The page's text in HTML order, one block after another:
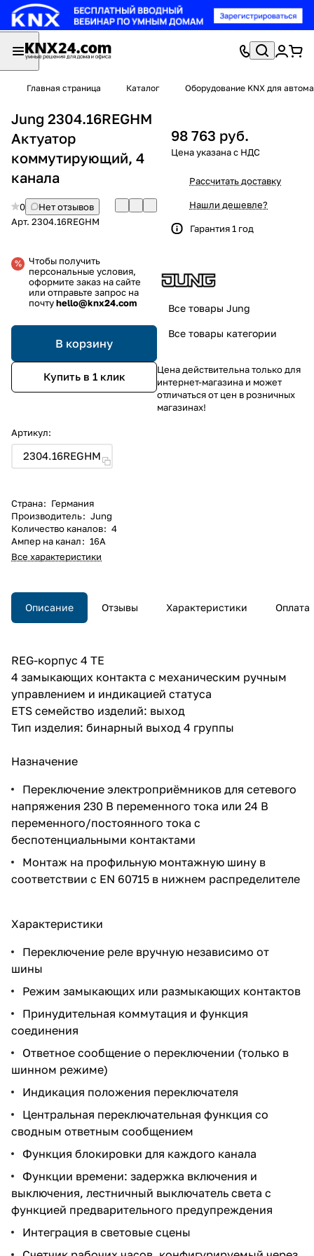
Главная страница Каталог Оборудование KNX для
Jung 2304.16REGHM
Актуатор
коммутирующий, 4
канала
0
Нет отзывов
Арт. 2304.16REGHM
Чтобы получить
персональные условия,
оформите заказ на сайте
или отправьте запрос на
почтуhello@knx24.com
В корзину
Купить в 1 клик
Артикул:
2304.16REGHM
Страна: Германия
Производитель: Jung
Количество каналов: 4
Ампер на канал: 16А
Все характеристики
98 763 руб.
Рассчитать доставку
Нашли дешевле?
Гарантия 1 год
Все товары Jung
Все товары категории
Цена действительна только для
интернет-магазина и может
отличаться от цен в розничных
магазинах!
Описание Отзывы Характеристики Оплата
REG-корпус 4 TE
4 замыкающих контакта с механическим ручным
управлением и индикацией статуса
ETS семейство изделий: выход
Тип изделия: бинарный выход 4 группы
Назначение
Переключение электроприёмников для сетевого
напряжения 230 В переменного тока или 24 В
переменного/постоянного тока с
беспотенциальными контактами
Монтаж на профильную монтажную шину в
соответствии с EN 60715 в нижнем распределителе
Характеристики
Переключение реле вручную независимо от
шины
Режим замыкающих или размыкающих контактов
Принудительная коммутация и функция
соединения
Ответное сообщение о переключении (только в
шинном режиме)
Индикация положения переключателя
Центральная переключательная функция со
сводным ответным сообщением
Функция блокировки для каждого канала
Функции времени: задержка включения и
выключения, лестничный выключатель света с
функцией предварительного предупреждения
Интеграция в световые сцены